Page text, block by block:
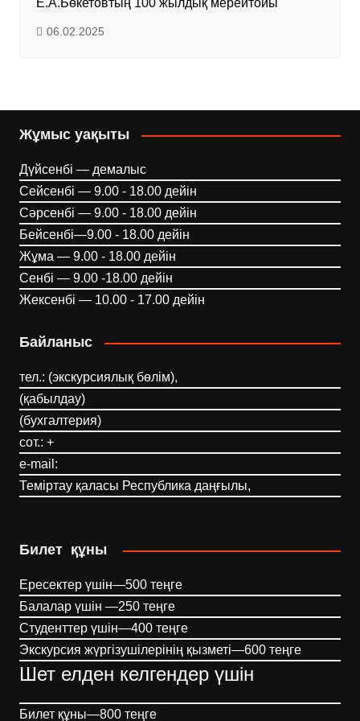
Е.А.Бөкетовтың 100 жылдық мерейтойы
06.02.2025
Жұмыс уақыты
Дүйсенбі — демалыс
Сейсенбі — 9.00 - 18.00 дейін
Сәрсенбі — 9.00 - 18.00 дейін
Бейсенбі—9.00 - 18.00 дейін
Жұма — 9.00 - 18.00 дейін
Сенбі — 9.00 -18.00 дейін
Жексенбі — 10.00 - 17.00 дейін
Байланыс
тел.: (экскурсиялық бөлім),
(қабылдау)
(бухгалтерия)
сот.: +
e-mail:
Теміртау қаласы Республика даңғылы,
Билет құны
Ересектер үшін—500 теңге
Балалар үшін —250 теңге
Студенттер үшін—400 теңге
Экскурсия жүргізушілерінің қызметі—600 теңге
Шет елден келгендер үшін
Билет құны—800 теңге